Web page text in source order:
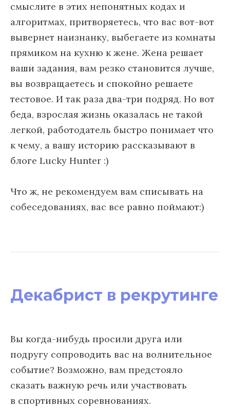
смыслите в этих непонятных кодах и
алгоритмах, притворяетесь, что вас вот-вот
вывернет наизнанку, выбегаете из комнаты
прямиком на кухню к жене. Жена решает
ваши задания, вам резко становится лучше,
вы возвращаетесь и спокойно решаете
тестовое. И так раза два-три подряд. Но вот
беда, взрослая жизнь оказалась не такой
легкой, работодатель быстро понимает что
к чему, а вашу историю рассказывают в
блоге Lucky Hunter :)
Что ж, не рекомендуем вам списывать на
собеседованиях, вас все равно поймают:)
Декабрист в рекрутинге
Вы когда-нибудь просили друга или
подругу сопроводить вас на волнительное
событие? Возможно, вам предстояло
сказать важную речь или участвовать
в спортивных соревнованиях.